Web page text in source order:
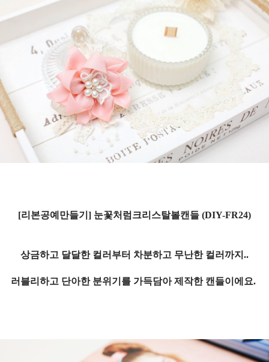
[리본공예만들기] 눈꽃처럼크리스탈볼캔들 (DIY-FR24)
상금하고 달달한 컬러부터 차분하고 무난한 컬러까지..
러블리하고 단아한 분위기를 가득담아 제작한 캔들이에요.